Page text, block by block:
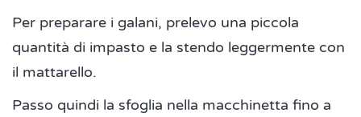
Per preparare i galani, prelevo una piccola
quantità di impasto e la stendo leggermente con
il mattarello.
Passo quindi la sfoglia nella macchinetta fino a